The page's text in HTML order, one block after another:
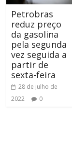
Petrobras
reduz preço
da gasolina
pela segunda
vez seguida a
partir de
sexta-feira
28 de julho de
2022
0